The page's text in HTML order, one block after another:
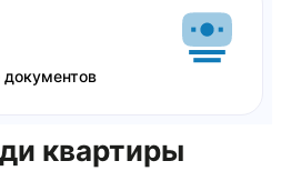
документов
квартиры